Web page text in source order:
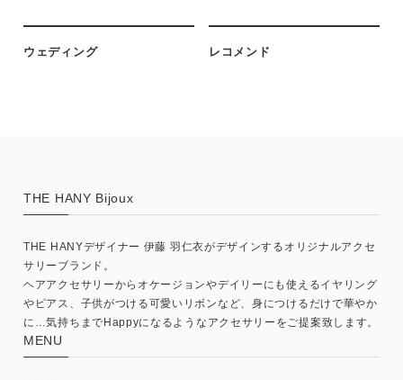
ウェディング レコメンド
THE HANY Bijoux
THE HANYデザイナー 伊藤 羽仁衣がデザインするオリジナルアクセ
サリーブランド。
ヘアアクセサリーからオケージョンやデイリーにも使えるイヤリング
やピアス、子供がつける可愛いリボンなど、身につけるだけで華やか
に…気持ちまでHappyになるようなアクセサリーをご提案致します。
MENU